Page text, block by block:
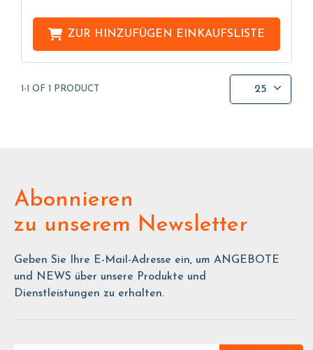
ZUR HINZUFÜGEN EINKAUFSLISTE
1-1 OF 1 PRODUCT 25
Abonnieren
zu unserem Newsletter
Geben Sie Ihre E-Mail-Adresse ein, um ANGEBOTE
und NEWS über unsere Produkte und
Dienstleistungen zu erhalten.